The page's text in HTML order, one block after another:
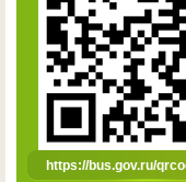
https://bus.gov.ru/